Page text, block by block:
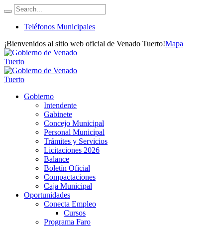
Teléfonos Municipales
¡Bienvenidos al sitio web oficial de Venado Tuerto!Mapa
Gobierno
Intendente
Gabinete
Concejo Municipal
Personal Municipal
Trámites y Servicios
Licitaciones 2026
Balance
Boletín Oficial
Compactaciones
Caja Municipal
Oportunidades
Conecta Empleo
Cursos
Programa Faro